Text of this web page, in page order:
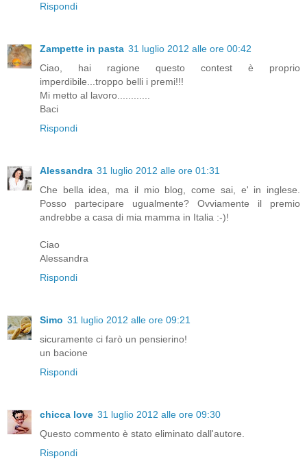
Rispondi
Zampette in pasta 31 luglio 2012 alle ore 00:42
Ciao, hai ragione questo contest è proprio
imperdibile...troppo belli i premi!!!
Mi metto al lavoro............
Baci
Rispondi
Alessandra 31 luglio 2012 alle ore 01:31
Che bella idea, ma il mio blog, come sai, e' in inglese.
Posso partecipare ugualmente? Ovviamente il premio
andrebbe a casa di mia mamma in Italia :-)!
Ciao
Alessandra
Rispondi
Simo 31 luglio 2012 alle ore 09:21
sicuramente ci farò un pensierino!
un bacione
Rispondi
chicca love 31 luglio 2012 alle ore 09:30
Questo commento è stato eliminato dall'autore.
Rispondi